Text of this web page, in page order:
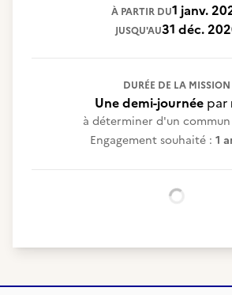
À PARTIR DU1 janv.
JUSQU'AU31 déc.
DURÉE DE LA MISSION
Une demi-journée par
à déterminer d'un
Engagement souhaité : 1